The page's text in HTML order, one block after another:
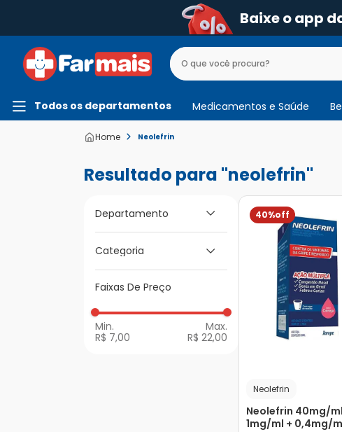
Baixe o app
Todos os departamentos Medicamentos e Saúde
Neolefrin
neolefrin
Departamento
Medicamentos e
Saúde
Categoria
Gripe e Resfriado
Medicamentos de A
Faixas De Preço
R$ 7,00 R$ 22,00
40%
Neolefrin
Neolefrin 40mg/
1mg/ml + 0,4mg/